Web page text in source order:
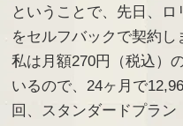
ということで、先日、
をセルフバックで契約し
私は月額270円（税込）
いるので、24ヶ月で
回、スタンダードプラ